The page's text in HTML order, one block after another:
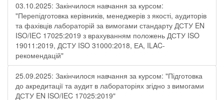
03.10.2025: Закінчилося навчання за курсом:
"Перепідготовка керівників, менеджерів з якості, аудиторів
та фахівців лабораторій за вимогами стандарту ДСТУ EN
ISO/IEC 17025:2019 з врахуванням положень ДСТУ ISO
19011:2019, ДСТУ ISO 31000:2018, ЕА, ILAC-
рекомендацій"
25.09.2025: Закінчилося навчання за курсом: "Підготовка
до акредитації та аудит в лабораторіях згідно з вимогами
ДСТУ EN ISO/IEC 17025:2019"